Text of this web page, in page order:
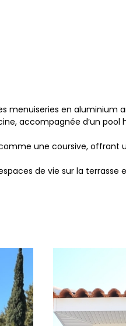
menuiseries en aluminium
accompagnée d’un pool
une coursive, offrant
de vie sur la terrasse